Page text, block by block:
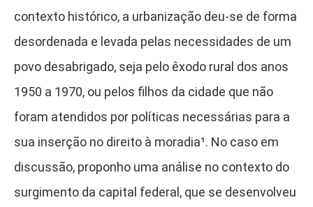
contexto histórico, a urbanização deu-se de forma
desordenada e levada pelas necessidades de um
povo desabrigado, seja pelo êxodo rural dos anos
1950 a 1970, ou pelos filhos da cidade que não
foram atendidos por políticas necessárias para a
sua inserção no direito à moradia¹. No caso em
discussão, proponho uma análise no contexto do
surgimento da capital federal, que se desenvolveu